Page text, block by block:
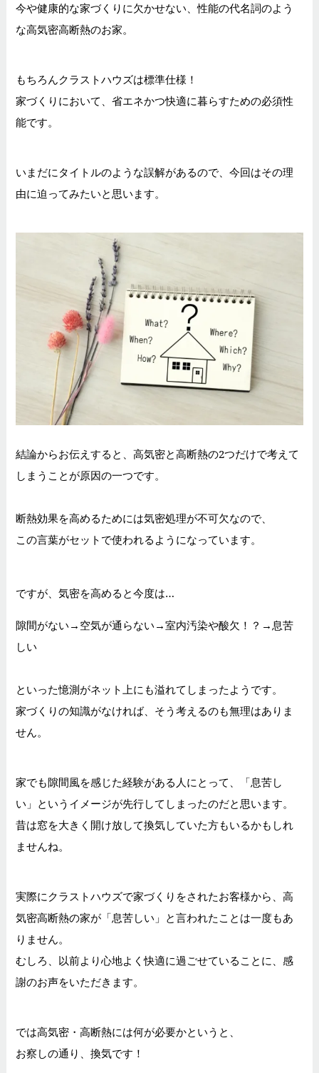
今や健康的な家づくりに欠かせない、性能の代名詞のよう
な高気密高断熱のお家。
もちろんクラストハウズは標準仕様！
家づくりにおいて、省エネかつ快適に暮らすための必須性
能です。
いまだにタイトルのような誤解があるので、今回はその理
由に迫ってみたいと思います。
結論からお伝えすると、高気密と高断熱の2つだけで考えて
しまうことが原因の一つです。
断熱効果を高めるためには気密処理が不可欠なので、
この言葉がセットで使われるようになっています。
ですが、気密を高めると今度は…
隙間がない→空気が通らない→室内汚染や酸欠！？→息苦
しい
といった憶測がネット上にも溢れてしまったようです。
家づくりの知識がなければ、そう考えるのも無理はありま
せん。
家でも隙間風を感じた経験がある人にとって、
「息苦し
い」というイメージが先行してしまったのだと思います。
昔は窓を大きく開け放して換気していた方もいるかもしれ
ませんね。
実際にクラストハウズで家づくりをされたお客様から、 高
気密高断熱の家が「息苦しい」と言われたことは一度もあ
りません。
むしろ、以前より心地よく快適に過ごせていることに、感
謝のお声をいただきます。
では高気密・高断熱には何が必要かというと、
お察しの通り、換気です！